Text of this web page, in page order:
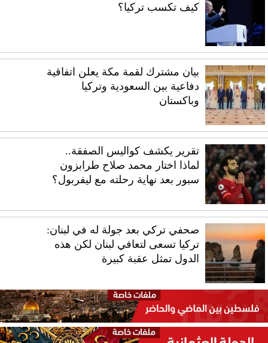
كيف تكسب تركيا؟
بيان مشترك لقمة مكة يعلن اتفاقية
دفاعية بين السعودية وتركيا
وباكستان
تقرير يكشف كواليس الصفقة..
لماذا اختار محمد صلاح طرابزون
سبور بعد نهاية رحلته مع ليفربول؟
صحفي تركي بعد جولة له في لبنان:
تركيا تسعى لتعافي لبنان لكن هذه
الدول تمثل عقبة كبيرة